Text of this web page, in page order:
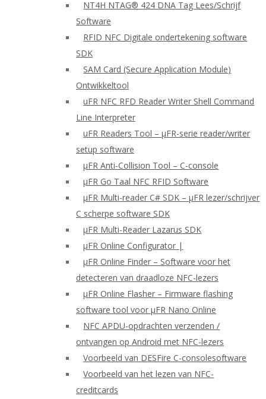
NT4H NTAG® 424 DNA Tag Lees/Schrijf
Software
RFID NFC Digitale ondertekening software
SDK
SAM Card (Secure Application Module)
Ontwikkeltool
uFR NFC RFD Reader Writer Shell Command
Line Interpreter
uFR Readers Tool – μFR-serie reader/writer
setup software
μFR Anti-Collision Tool – C-console
μFR Go Taal NFC RFID Software
μFR Multi-reader C# SDK – μFR lezer/schrijver
C scherpe software SDK
μFR Multi-Reader Lazarus SDK
μFR Online Configurator |
μFR Online Finder – Software voor het
detecteren van draadloze NFC-lezers
μFR Online Flasher – Firmware flashing
software tool voor μFR Nano Online
NFC APDU-opdrachten verzenden /
ontvangen op Android met NFC-lezers
Voorbeeld van DESFire C-consolesoftware
Voorbeeld van het lezen van NFC-
creditcards